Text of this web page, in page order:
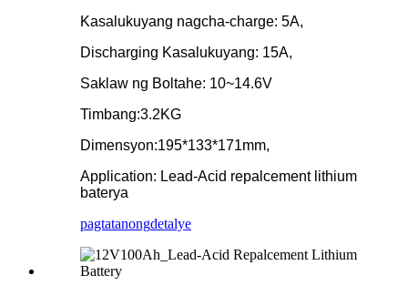
Kasalukuyang nagcha-charge: 5A,
Discharging Kasalukuyang: 15A,
Saklaw ng Boltahe: 10~14.6V
Timbang:3.2KG
Dimensyon:195*133*171mm,
Application: Lead-Acid repalcement lithium
baterya
pagtatanongdetalye